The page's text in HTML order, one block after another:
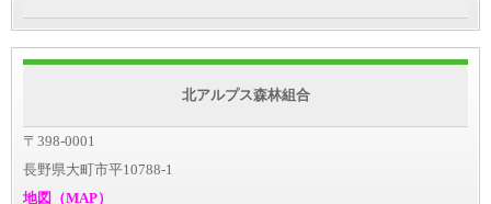
北アルプス森林組合
〒398-0001
長野県大町市平10788-1
地図（MAP）